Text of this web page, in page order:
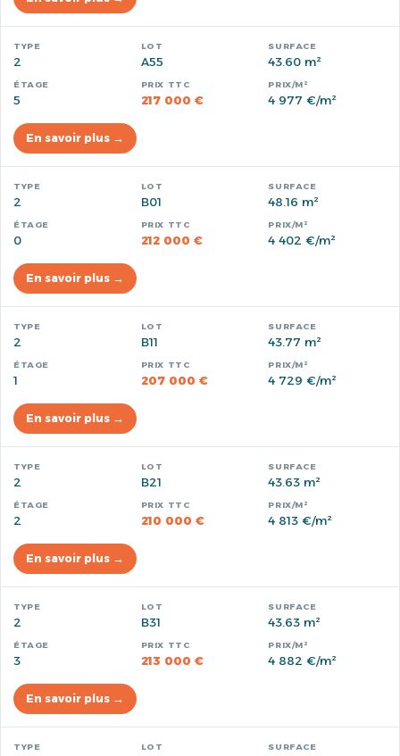
2 A55 43.60 m²
5 217 000 € 4 977 €/m²
En savoir plus →
2 B01 48.16 m²
0 212 000 € 4 402 €/m²
En savoir plus →
2 B11 43.77 m²
1 207 000 € 4 729 €/m²
En savoir plus →
2 B21 43.63 m²
2 210 000 € 4 813 €/m²
En savoir plus →
2 B31 43.63 m²
3 213 000 € 4 882 €/m²
En savoir plus →